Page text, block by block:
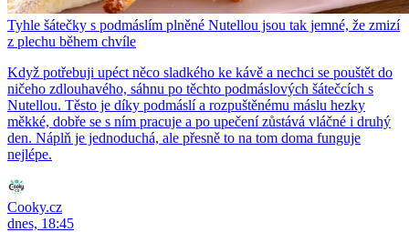
Tyhle šátečky s podmáslím plněné Nutellou jsou tak jemné, že zmizí
z plechu během chvíle
Když potřebuji upéct něco sladkého ke kávě a nechci se pouštět do
ničeho zdlouhavého, sáhnu po těchto podmáslových šátečcích s
Nutellou. Těsto je díky podmáslí a rozpuštěnému máslu hezky
měkké, dobře se s ním pracuje a po upečení zůstává vláčné i druhý
den. Náplň je jednoduchá, ale přesně to na tom doma funguje
nejlépe.
Cooky.cz
dnes, 18:45